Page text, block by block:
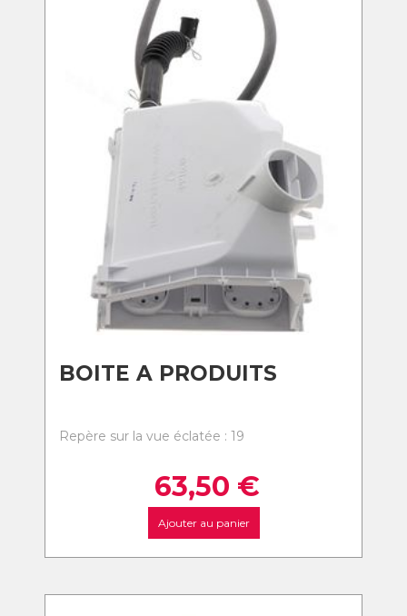
BOITE A PRODUITS
Repère sur la vue éclatée : 19
63,50 €
Ajouter au panier